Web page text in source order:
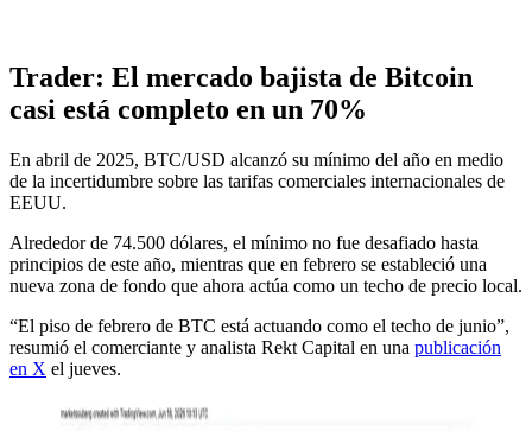
Trader: El mercado bajista de Bitcoin
casi está completo en un 70%
En abril de 2025, BTC/USD alcanzó su mínimo del año en medio
de la incertidumbre sobre las tarifas comerciales internacionales de
EEUU.
Alrededor de 74.500 dólares, el mínimo no fue desafiado hasta
principios de este año, mientras que en febrero se estableció una
nueva zona de fondo que ahora actúa como un techo de precio local.
“El piso de febrero de BTC está actuando como el techo de junio”,
resumió el comerciante y analista Rekt Capital en una publicación
en X el jueves.